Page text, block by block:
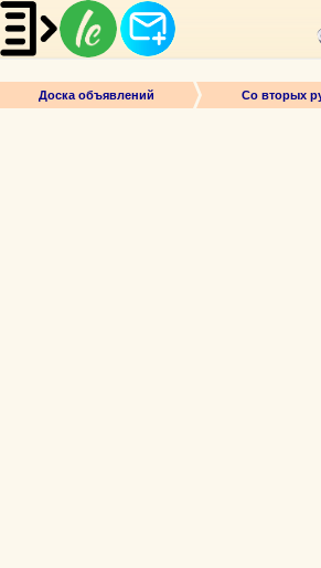
Доска объявлений Со вторых